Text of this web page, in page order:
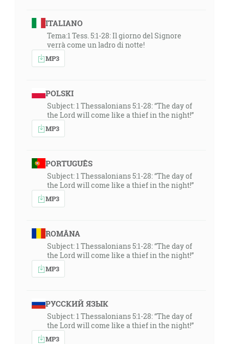
ITALIANO
Tema:1 Tess. 5:1-28: Il giorno del Signore
verrà come un ladro di notte!
MP3
POLSKI
Subject: 1 Thessalonians 5:1-28: “The day of
the Lord will come like a thief in the night!”
MP3
PORTUGUÊS
Subject: 1 Thessalonians 5:1-28: “The day of
the Lord will come like a thief in the night!”
MP3
ROMÂNA
Subject: 1 Thessalonians 5:1-28: “The day of
the Lord will come like a thief in the night!”
MP3
РУССКИЙ ЯЗЫК
Subject: 1 Thessalonians 5:1-28: “The day of
the Lord will come like a thief in the night!”
MP3